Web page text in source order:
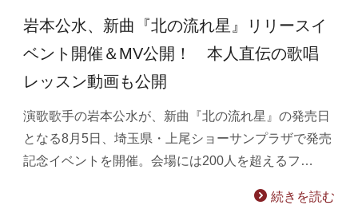
岩本公水、新曲『北の流れ星』リリースイ
ベント開催＆MV公開！ 本人直伝の歌唱
レッスン動画も公開
演歌歌手の岩本公水が、新曲『北の流れ星』の発売日
となる8月5日、埼玉県・上尾ショーサンプラザで発売
記念イベントを開催。会場には200人を超えるフ…
続きを読む